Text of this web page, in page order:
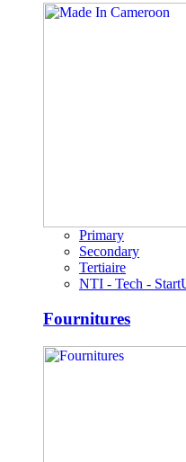
Primary
Secondary
Tertiaire
NTI - Tech -
Fournitures